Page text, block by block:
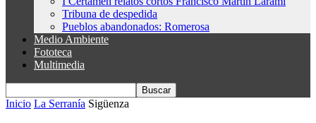
Tribuna de despedida
Pueblos abandonados: Romerosa
Medio Ambiente
Fototeca
Multimedia
Inicio La Serranía Sigüenza